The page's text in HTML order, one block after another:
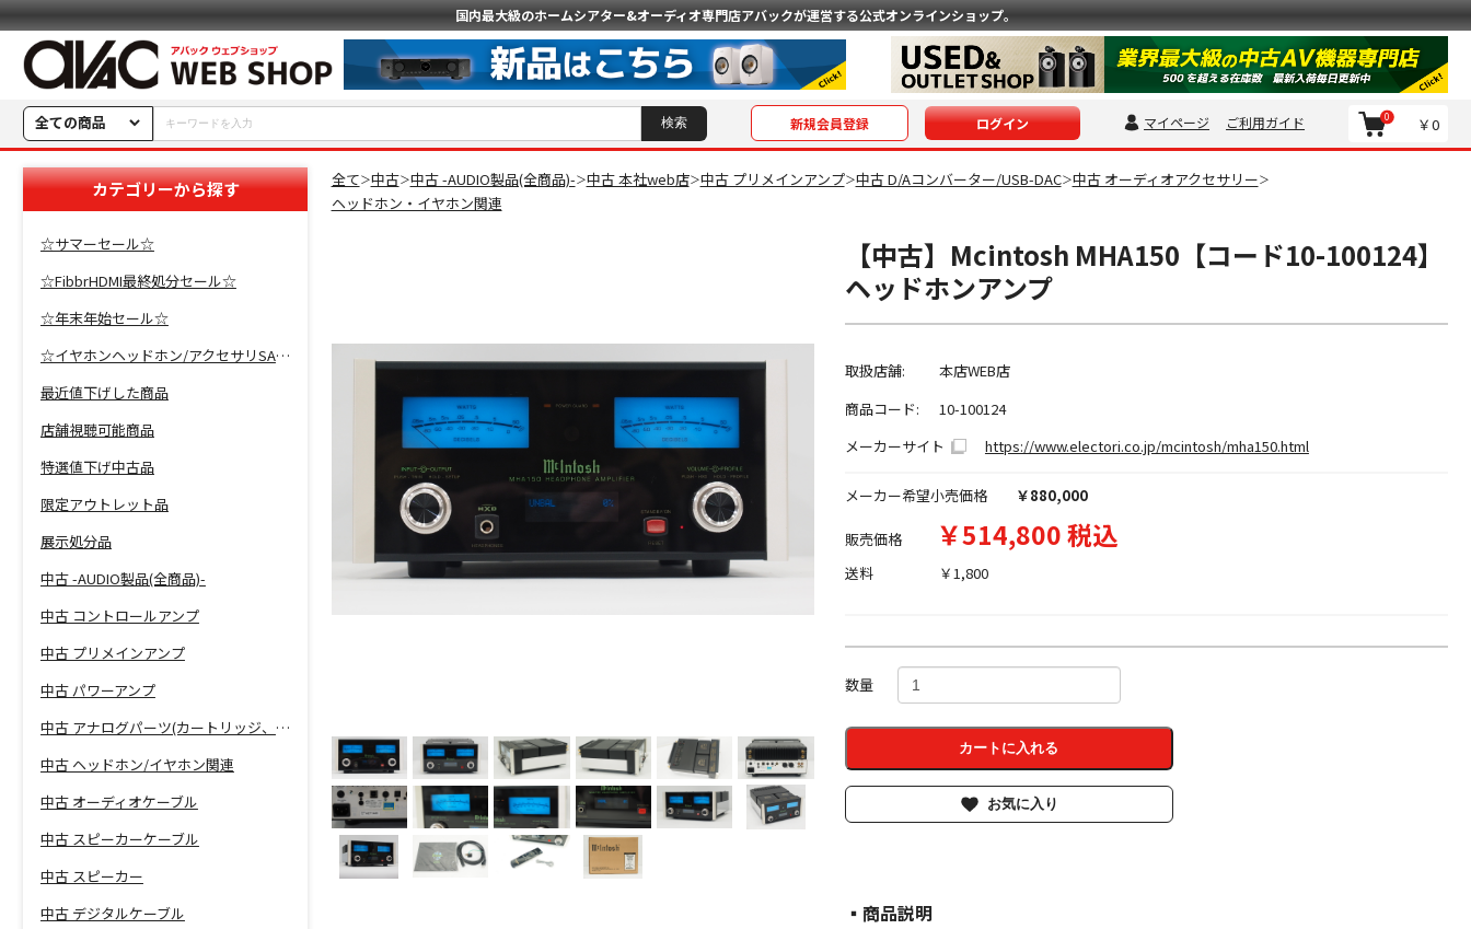
国内最大級のホームシアター&オーディオ専門店アバックが運営する公式オンラインショップ。
全ての商品 新規会員登録 ログイン マイページ ご利用ガイド ￥0
0
カテゴリーから探す
☆サマーセール☆
☆FibbrHDMI最終処分セール☆
☆年末年始セール☆
☆イヤホンヘッドホン/アクセサリSALE☆
最近値下げした商品
店舗視聴可能商品
特選値下げ中古品
限定アウトレット品
展示処分品
中古 -AUDIO製品(全商品)-
中古 コントロールアンプ
中古 プリメインアンプ
中古 パワーアンプ
中古 アナログパーツ(カートリッジ、シェル等)
中古 ヘッドホン/イヤホン関連
中古 オーディオケーブル
中古 スピーカーケーブル
中古 スピーカー
中古 デジタルケーブル
全て＞中古＞中古 -AUDIO製品(全商品)-＞中古 本社web店＞中古 プリメインアンプ＞中古 D/Aコンバーター/USB-DAC＞中古 オーディオアクセサリー＞
ヘッドホン・イヤホン関連
【中古】Mcintosh MHA150【コード10-100124】
ヘッドホンアンプ
取扱店舗:
本店WEB店
商品コード:
10-100124
メーカーサイト
https://www.electori.co.jp/mcintosh/mha150.html
メーカー希望小売価格 ￥880,000
販売価格 ￥514,800 税込
送料 ￥1,800
数量
カートに入れる
お気に入り
▪︎商品説明